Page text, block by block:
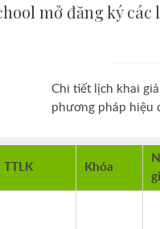
mở đăng ký
Chi tiết lịch khai
phương pháp hiệu
TTLK Khóa